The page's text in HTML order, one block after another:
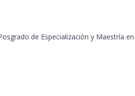
de Especialización y Maestría en